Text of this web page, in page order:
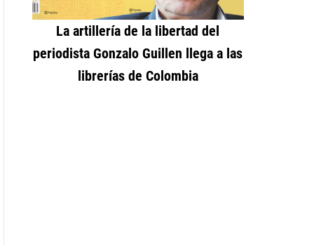
La artillería de la libertad del
periodista Gonzalo Guillen llega a las
librerías de Colombia